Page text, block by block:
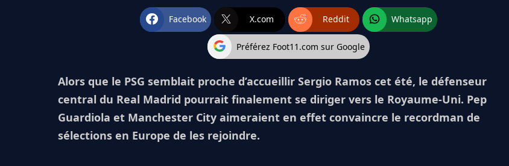
Facebook X.com Reddit Whatsapp
Préférez Foot11.com sur Google
Alors que le PSG semblait proche d’accueillir Sergio Ramos cet été, le défenseur
central du Real Madrid pourrait finalement se diriger vers le Royaume-Uni. Pep
Guardiola et Manchester City aimeraient en effet convaincre le recordman de
sélections en Europe de les rejoindre.